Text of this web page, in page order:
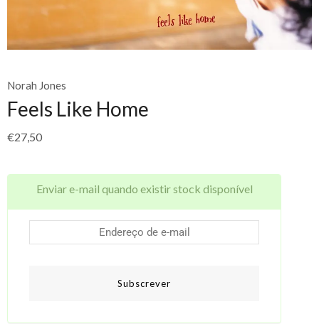
Norah Jones
Feels Like Home
€27,50
Enviar e-mail quando existir stock disponível
Subscrever